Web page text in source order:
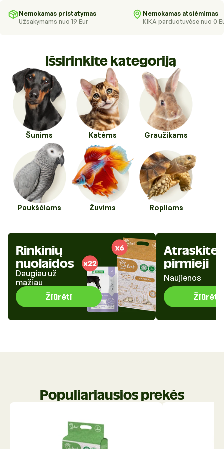
Higienos priemonės
Kirpykloms, parodoms
Transportavimo priemonės
Veterinarinės prekės
Veterinarinės prekės
Pavadėliai, antkakliai, petnešos
Tualetai ir jų priedai
Nemokamas pristatymas
Užsakymams nuo 19 Eur
Nemokamas atsiėmimas
KIKA parduotuvėse nuo 0
Išsirinkite kategoriją
Šunims Katėms Graužikams
Paukščiams Žuvims Ropliams
Rinkinių
nuolaidos
Daugiau už
mažiau
Žiūrėti
Atraskite
pirmieji
Naujienos
Žiūrėti
Populiariausios prekės